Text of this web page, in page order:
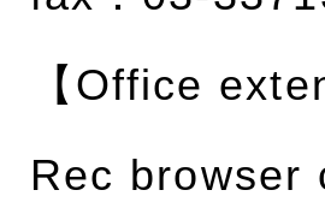
【Office
Rec browser